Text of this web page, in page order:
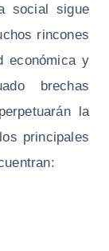
social sigue
rincones
económica y
brechas
la
principales